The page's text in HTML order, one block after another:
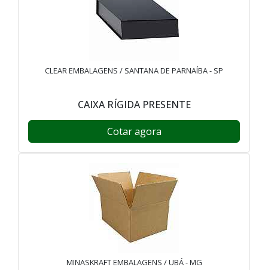
CLEAR EMBALAGENS / SANTANA DE PARNAÍBA - SP
CAIXA RÍGIDA PRESENTE
Cotar agora
MINASKRAFT EMBALAGENS / UBÁ - MG